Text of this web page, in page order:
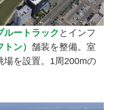
ルートラック とインフ
ン） 舗装を整備。室
場を設置。1周200mの